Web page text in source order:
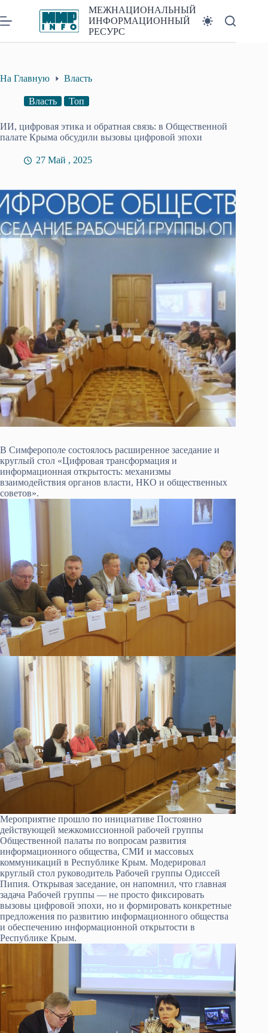
к
сути
МЕЖНАЦИОНАЛЬНЫЙ
ИНФОРМАЦИОННЫЙ
РЕСУРС
На Главную Власть
Власть Топ
ИИ, цифровая этика и обратная связь: в Общественной
палате Крыма обсудили вызовы цифровой эпохи
27 Май , 2025
В Симферополе состоялось расширенное заседание и
круглый стол «Цифровая трансформация и
информационная открытость: механизмы
взаимодействия органов власти, НКО и общественных
советов».
Мероприятие прошло по инициативе Постоянно
действующей межкомиссионной рабочей группы
Общественной палаты по вопросам развития
информационного общества, СМИ и массовых
коммуникаций в Республике Крым. Модерировал
круглый стол руководитель Рабочей группы Одиссей
Пипия. Открывая заседание, он напомнил, что главная
задача Рабочей группы — не просто фиксировать
вызовы цифровой эпохи, но и формировать конкретные
предложения по развитию информационного общества
и обеспечению информационной открытости в
Республике Крым.